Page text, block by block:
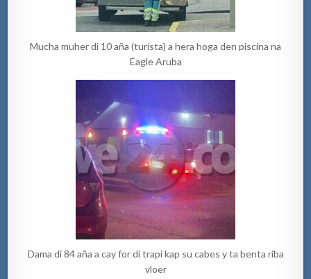
Mucha muher di 10 aña (turista) a hera hoga den piscina na
Eagle Aruba
Dama di 84 aña a cay for di trapi kap su cabes y ta benta riba
vloer